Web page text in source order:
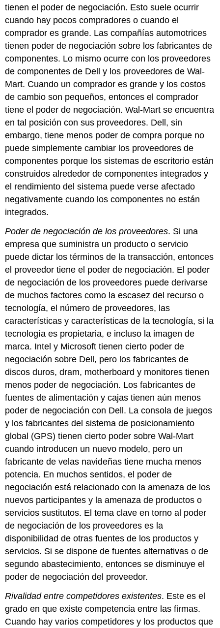
tienen el poder de negociación. Esto suele ocurrir
cuando hay pocos compradores o cuando el
comprador es grande. Las compañías automotrices
tienen poder de negociación sobre los fabricantes de
componentes. Lo mismo ocurre con los proveedores
de componentes de Dell y los proveedores de Wal-
Mart. Cuando un comprador es grande y los costos
de cambio son pequeños, entonces el comprador
tiene el poder de negociación. Wal-Mart se encuentra
en tal posición con sus proveedores. Dell, sin
embargo, tiene menos poder de compra porque no
puede simplemente cambiar los proveedores de
componentes porque los sistemas de escritorio están
construidos alrededor de componentes integrados y
el rendimiento del sistema puede verse afectado
negativamente cuando los componentes no están
integrados.
Poder de negociación de los proveedores. Si una
empresa que suministra un producto o servicio
puede dictar los términos de la transacción, entonces
el proveedor tiene el poder de negociación. El poder
de negociación de los proveedores puede derivarse
de muchos factores como la escasez del recurso o
tecnología, el número de proveedores, las
características y características de la tecnología, si la
tecnología es propietaria, e incluso la imagen de
marca. Intel y Microsoft tienen cierto poder de
negociación sobre Dell, pero los fabricantes de
discos duros, dram, motherboard y monitores tienen
menos poder de negociación. Los fabricantes de
fuentes de alimentación y cajas tienen aún menos
poder de negociación con Dell. La consola de juegos
y los fabricantes del sistema de posicionamiento
global (GPS) tienen cierto poder sobre Wal-Mart
cuando introducen un nuevo modelo, pero un
fabricante de velas navideñas tiene mucha menos
potencia. En muchos sentidos, el poder de
negociación está relacionado con la amenaza de los
nuevos participantes y la amenaza de productos o
servicios sustitutos. El tema clave en torno al poder
de negociación de los proveedores es la
disponibilidad de otras fuentes de los productos y
servicios. Si se dispone de fuentes alternativas o de
segundo abastecimiento, entonces se disminuye el
poder de negociación del proveedor.
Rivalidad entre competidores existentes. Este es el
grado en que existe competencia entre las firmas.
Cuando hay varios competidores y los productos que